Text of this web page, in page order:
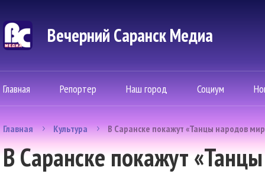
Вечерний Саранск Mедиа
Главная Репортер Наш город Социум
Главная Культура В Саранске покажут «Танцы народов
В Саранске покажут